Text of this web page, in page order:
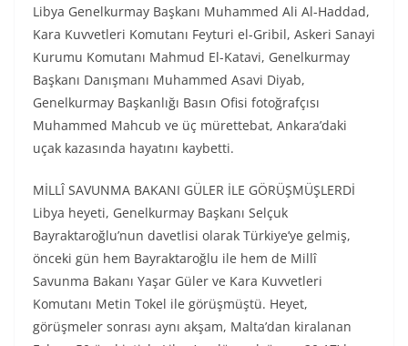
Libya Genelkurmay Başkanı Muhammed Ali Al-Haddad,
Kara Kuvvetleri Komutanı Feyturi el-Gribil, Askeri Sanayi
Kurumu Komutanı Mahmud El-Katavi, Genelkurmay
Başkanı Danışmanı Muhammed Asavi Diyab,
Genelkurmay Başkanlığı Basın Ofisi fotoğrafçısı
Muhammed Mahcub ve üç mürettebat, Ankara’daki
uçak kazasında hayatını kaybetti.
MİLLÎ SAVUNMA BAKANI GÜLER İLE GÖRÜŞMÜŞLERDİ
Libya heyeti, Genelkurmay Başkanı Selçuk
Bayraktaroğlu’nun davetlisi olarak Türkiye’ye gelmiş,
önceki gün hem Bayraktaroğlu ile hem de Millî
Savunma Bakanı Yaşar Güler ve Kara Kuvvetleri
Komutanı Metin Tokel ile görüşmüştü. Heyet,
görüşmeler sonrası aynı akşam, Malta’dan kiralanan